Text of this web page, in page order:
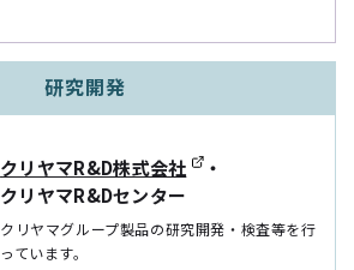
研究開発
クリヤマR&D株式会社
・
クリヤマR&Dセンター
クリヤマグループ製品の研究開発・検査等を⾏
っています。